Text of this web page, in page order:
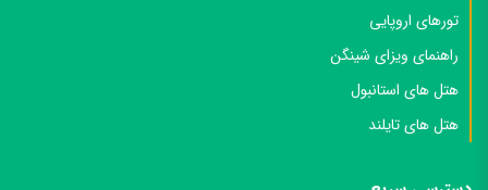
تورهای اروپایی
راهنمای ویزای شینگن
هتل های استانبول
هتل های تایلند